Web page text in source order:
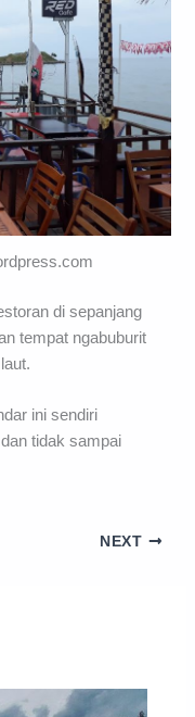
di sepanjang
tempat ngabuburit
ini sendiri
tidak sampai
NEXT